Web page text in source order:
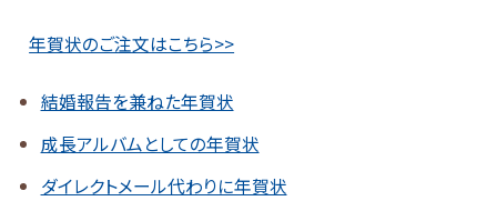
年賀状のご注文はこちら>>
結婚報告を兼ねた年賀状
成長アルバムとしての年賀状
ダイレクトメール代わりに年賀状